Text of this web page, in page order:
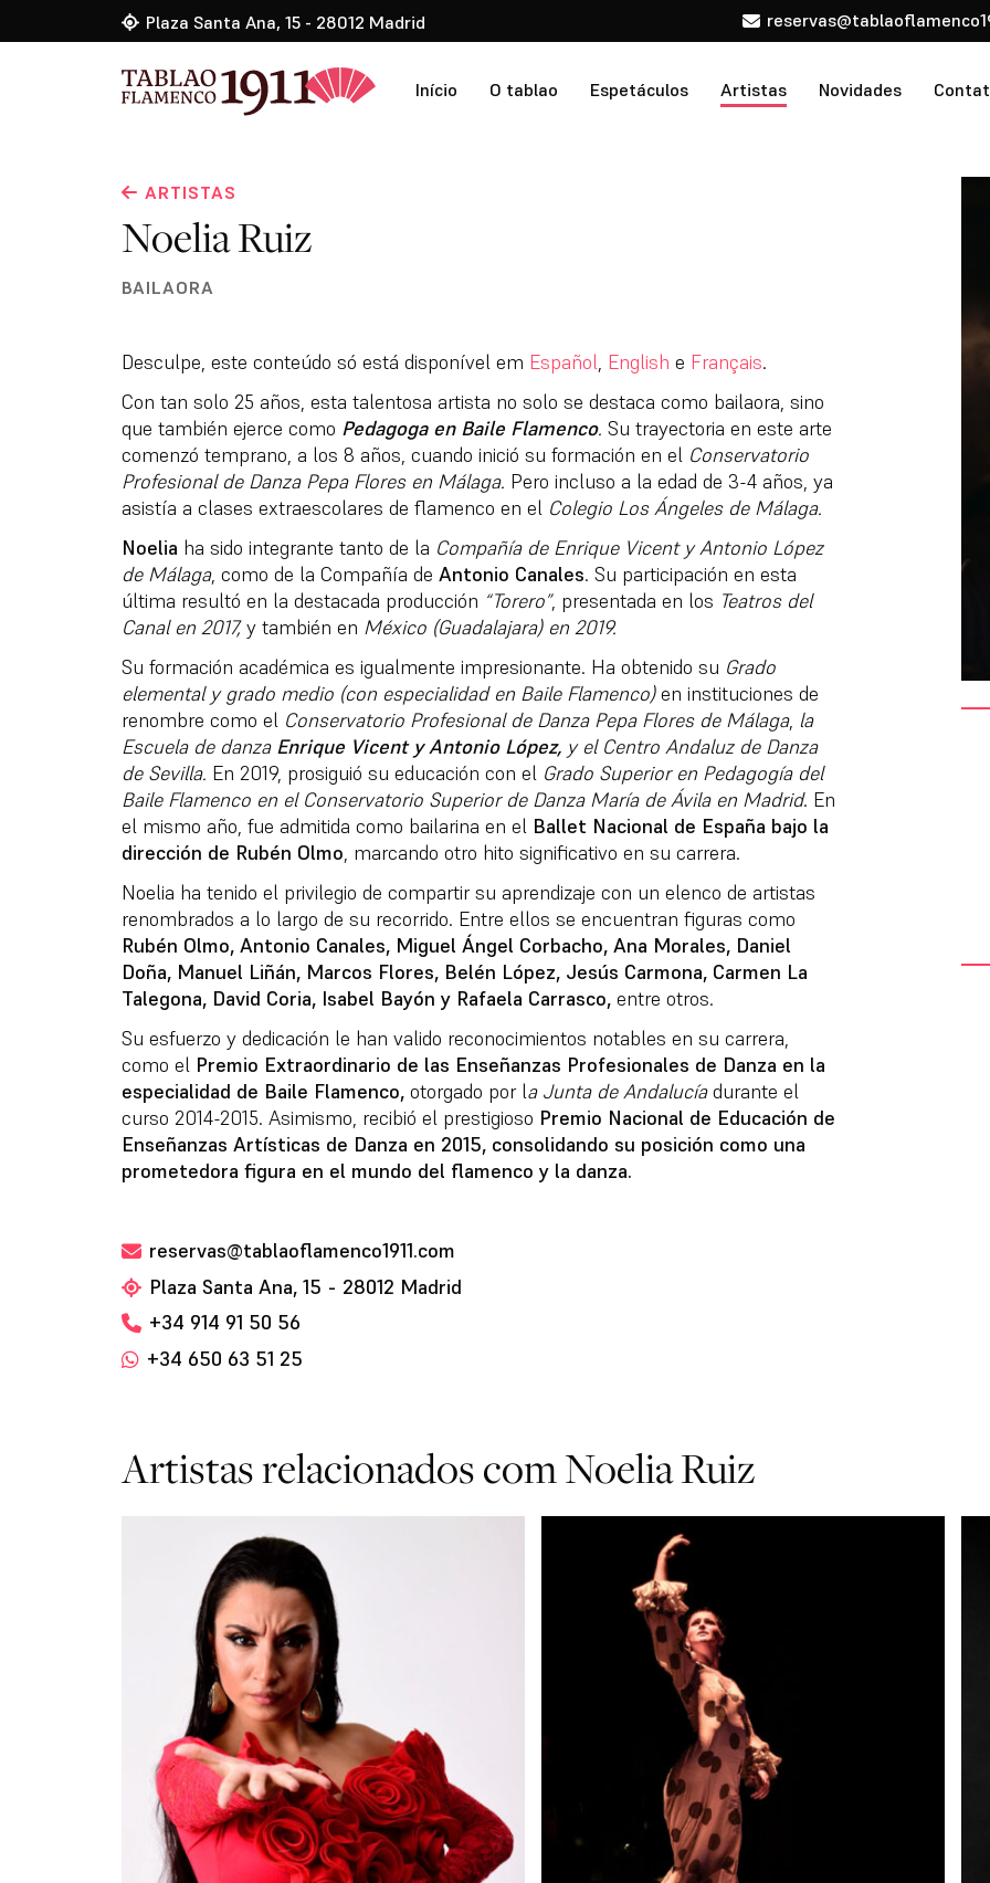
Plaza Santa Ana, 15 - 28012 Madrid
Início O tablao Espetáculos Artistas Novidades
ARTISTAS
Noelia Ruiz
BAILAORA
Desculpe, este conteúdo só está disponível em Español, English e Français.
Con tan solo 25 años, esta talentosa artista no solo se destaca como bailaora, sino
que también ejerce como Pedagoga en Baile Flamenco. Su trayectoria en este arte
comenzó temprano, a los 8 años, cuando inició su formación en el Conservatorio
Profesional de Danza Pepa Flores en Málaga. Pero incluso a la edad de 3-4 años, ya
asistía a clases extraescolares de flamenco en el Colegio Los Ángeles de Málaga.
Noelia ha sido integrante tanto de la Compañía de Enrique Vicent y Antonio López
de Málaga, como de la Compañía de Antonio Canales. Su participación en esta
última resultó en la destacada producción “Torero”, presentada en los Teatros del
Canal en 2017,y también en México (Guadalajara) en 2019.
Su formación académica es igualmente impresionante. Ha obtenido su Grado
elemental y grado medio (con especialidad en Baile Flamenco)en instituciones de
renombre como el Conservatorio Profesional de Danza Pepa Flores de Málaga, la
Escuela de danza Enrique Vicent y Antonio López,y el Centro Andaluz de Danza
de Sevilla. En 2019, prosiguió su educación con el Grado Superior en Pedagogía del
Baile Flamenco en el Conservatorio Superior de Danza María de Ávila en Madrid. En
el mismo año, fue admitida como bailarina en el Ballet Nacional de España bajo la
dirección de Rubén Olmo, marcando otro hito significativo en su carrera.
Noelia ha tenido el privilegio de compartir su aprendizaje con un elenco de artistas
renombrados a lo largo de su recorrido. Entre ellos se encuentran figuras como
Rubén Olmo, Antonio Canales, Miguel Ángel Corbacho, Ana Morales, Daniel
Doña, Manuel Liñán, Marcos Flores, Belén López, Jesús Carmona, Carmen La
Talegona, David Coria, Isabel Bayón y Rafaela Carrasco,entre otros.
Su esfuerzo y dedicación le han valido reconocimientos notables en su carrera,
como el Premio Extraordinario de las Enseñanzas Profesionales de Danza en la
especialidad de Baile Flamenco,otorgado por la Junta de Andalucíadurante el
curso 2014-2015. Asimismo, recibió el prestigioso Premio Nacional de Educación de
Enseñanzas Artísticas de Danza en 2015, consolidando su posición como una
prometedora figura en el mundo del flamenco y la danza.
reservas@tablaoflamenco1911.com
Plaza Santa Ana, 15 - 28012 Madrid
+34 914 91 50 56
+34 650 63 51 25
Artistas relacionados com Noelia Ruiz